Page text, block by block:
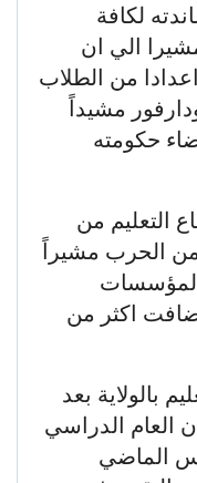
لكافة
الي ان
من الطلاب
مشيداً
حكومته
التعليم من
الحرب مشيراً
اكثر من
بالولاية بعد
العام الدراسي
من اغسطس الماضي